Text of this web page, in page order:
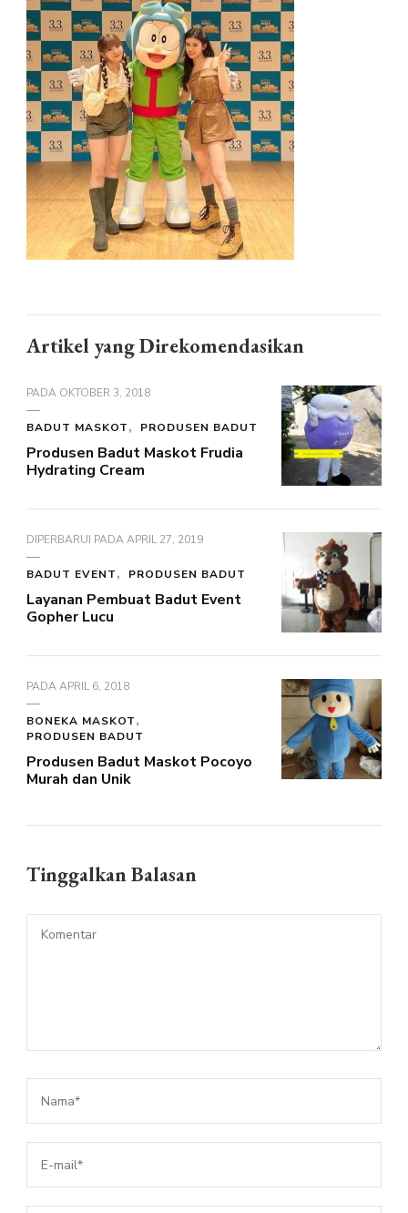
Artikel yang Direkomendasikan
PADA OKTOBER 3, 2018
BADUT MASKOT PRODUSEN BADUT
Produsen Badut Maskot Frudia
Hydrating Cream
DIPERBARUI PADAAPRIL 27, 2019
BADUT EVENT PRODUSEN BADUT
Layanan Pembuat Badut Event
Gopher Lucu
PADAAPRIL 6, 2018
BONEKA MASKOT
PRODUSEN BADUT
Produsen Badut Maskot Pocoyo
Murah dan Unik
Tinggalkan Balasan